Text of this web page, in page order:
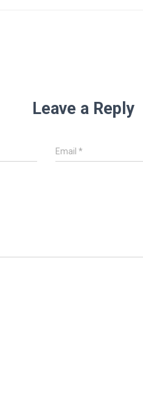
Leave a Reply
Email*